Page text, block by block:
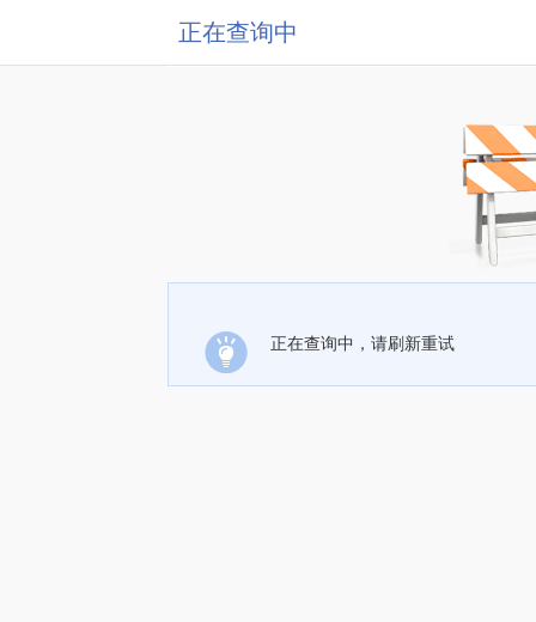
正在查询中
正在查询中，请刷新重试